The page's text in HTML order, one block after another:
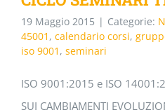
19 Maggio 2015 | Categorie:
45001 , calendario corsi,
iso 9001 , seminari
ISO 9001:2015 e ISO
SUI CAMBIAMENTI